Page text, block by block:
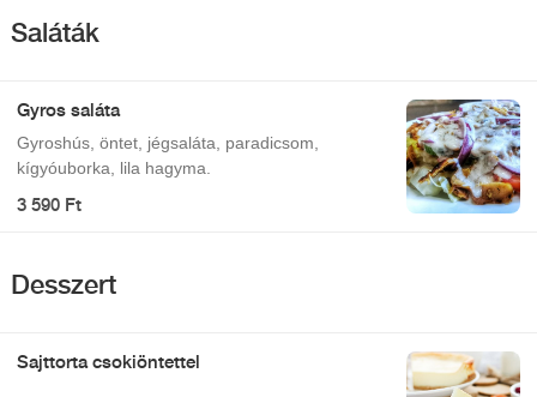
Saláták
Gyros saláta
Gyroshús, öntet, jégsaláta, paradicsom,
kígyóuborka, lila hagyma.
3 590 Ft
Desszert
Sajttorta csokiöntettel